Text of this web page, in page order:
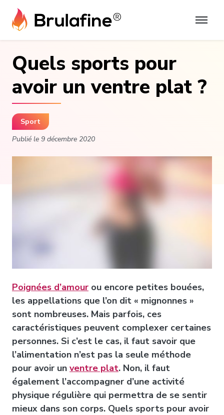
content
Quels sports pour
avoir un ventre plat ?
Sport
Publié le 9 décembre 2020
Poignées d’amour ou encore petites bouées,
les appellations que l’on dit « mignonnes »
sont nombreuses. Mais parfois, ces
caractéristiques peuvent complexer certaines
personnes. Si c’est le cas, il faut savoir que
l’alimentation n’est pas la seule méthode
pour avoir un ventre plat. Non, il faut
également l’accompagner d’une activité
physique régulière qui permettra de se sentir
mieux dans son corps. Quels sports pour avoir